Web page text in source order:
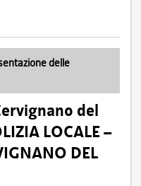
delle
del
LOCALE –
DEL